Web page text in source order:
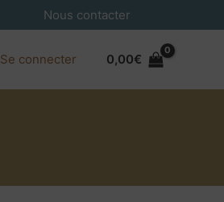
Nous contacter
Se connecter
0,00€